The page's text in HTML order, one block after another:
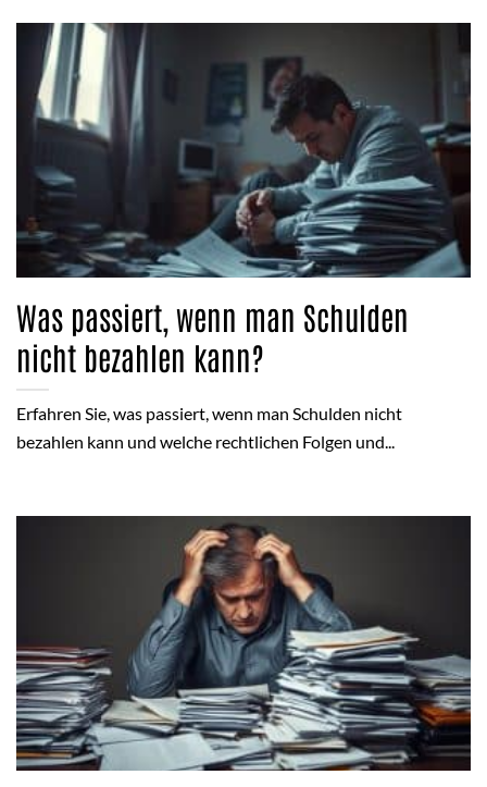
Was passiert, wenn man Schulden
nicht bezahlen kann?
Erfahren Sie, was passiert, wenn man Schulden nicht
bezahlen kann und welche rechtlichen Folgen und...